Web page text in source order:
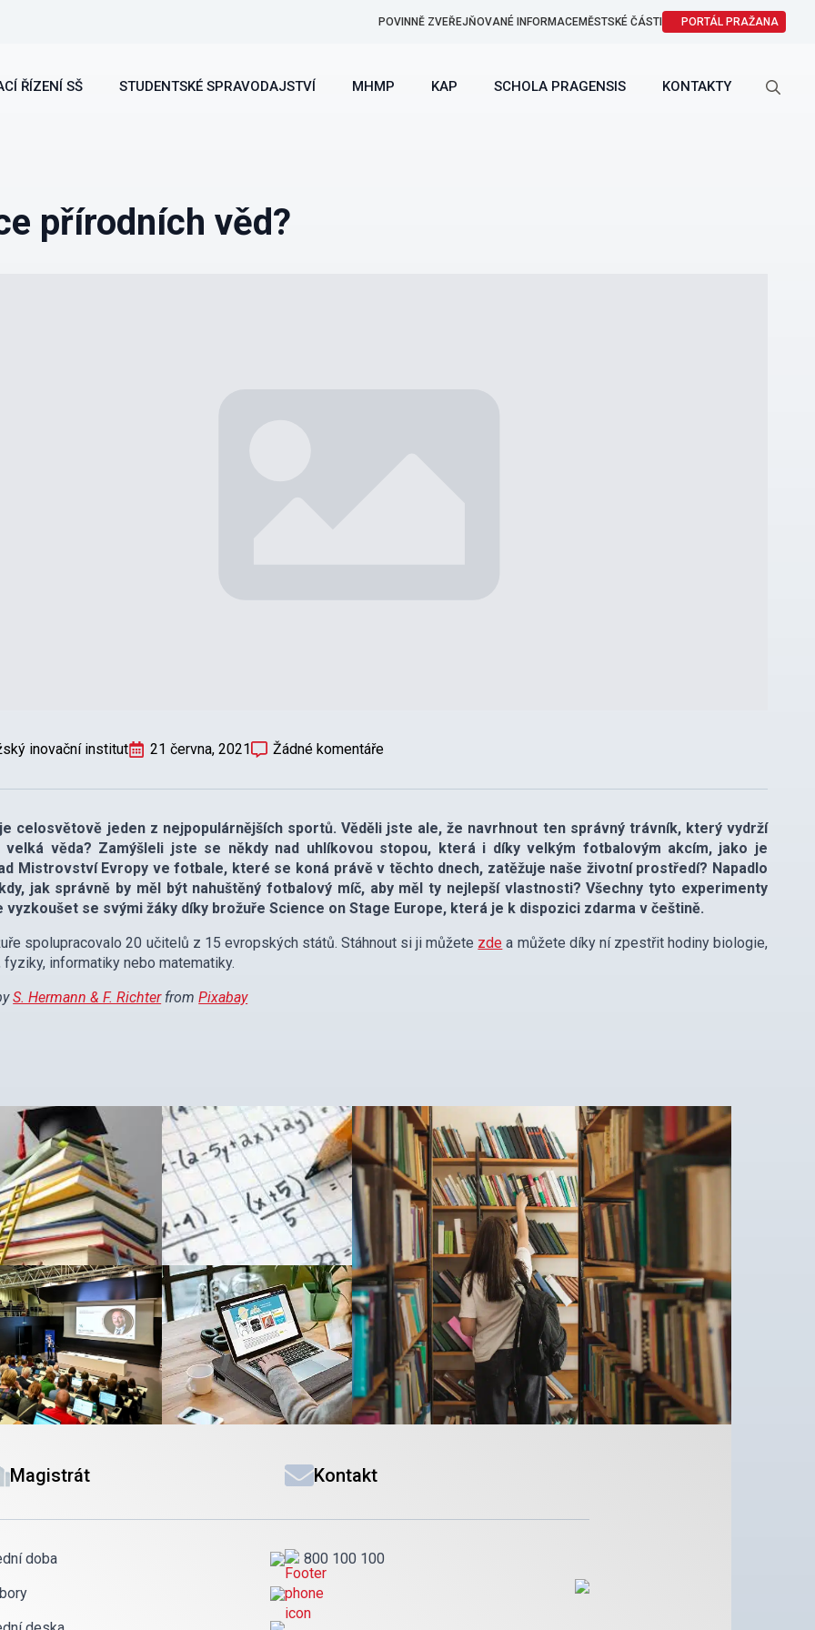
POVINNĚ ZVEŘEJŇOVANÉ INFORMACEMĚSTSKÉ ČÁSTI PORTÁL PRAŽANA
ŘÍZENÍ SŠ STUDENTSKÉ SPRAVODAJSTVÍ MHMP KAP SCHOLA PRAGENSIS KONTAKTY
přírodních věd?
inovační institut 21 června, 2021 Žádné komentáře
celosvětově jeden z nejpopulárnějších sportů. Věděli jste ale, že navrhnout ten správný trávník, který vydrží
velká věda? Zamýšleli jste se někdy nad uhlíkovou stopou, která i díky velkým fotbalovým akcím, jako je
Mistrovství Evropy ve fotbale, které se koná právě v těchto dnech, zatěžuje naše životní prostředí? Napadlo
jak správně by měl být nahuštěný fotbalový míč, aby měl ty nejlepší vlastnosti? Všechny tyto experimenty
vyzkoušet se svými žáky díky brožuře Science on Stage Europe, která je k dispozici zdarma v češtině.
spolupracovalo 20 učitelů z 15 evropských států. Stáhnout si ji můžete zde a můžete díky ní zpestřit hodiny biologie,
fyziky, informatiky nebo matematiky.
S. Hermann & F. RichterfromPixabay
Magistrát
doba
Kontakt
800 100 100